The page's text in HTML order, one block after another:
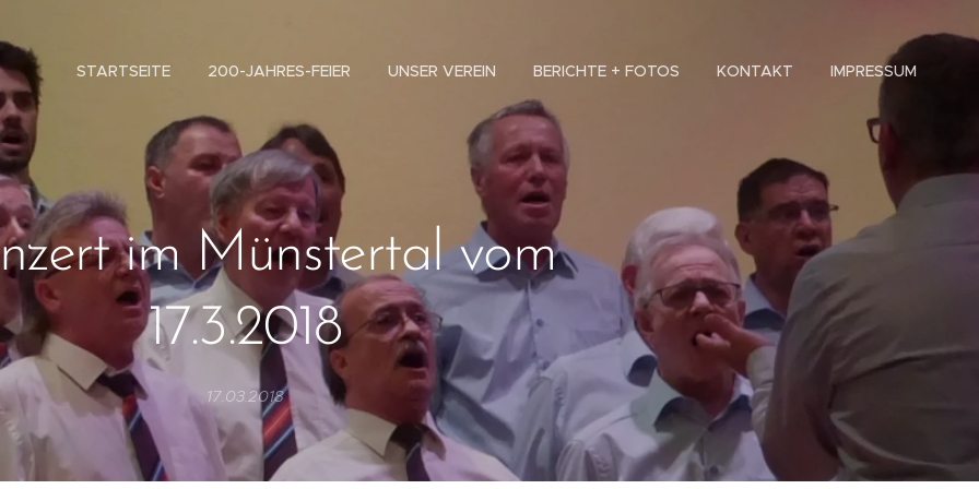
STARTSEITE 200-JAHRES-FEIER UNSER VEREIN BERICHTE + FOTOS KONTAKT IMPRESSUM
im Münstertal vom
17.3.2018
17.03.2018